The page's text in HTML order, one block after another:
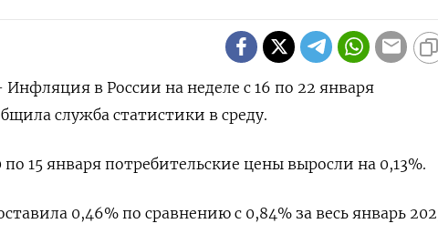
в России на неделе с 16 по 22 января
служба статистики в среду.
15 января потребительские цены выросли на 0,13%.
0,46% по сравнению с 0,84% за весь январь